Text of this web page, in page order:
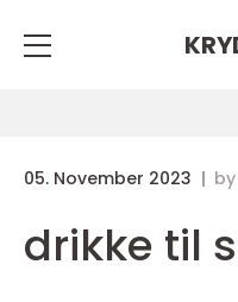
05. November 2023 by
drikke til